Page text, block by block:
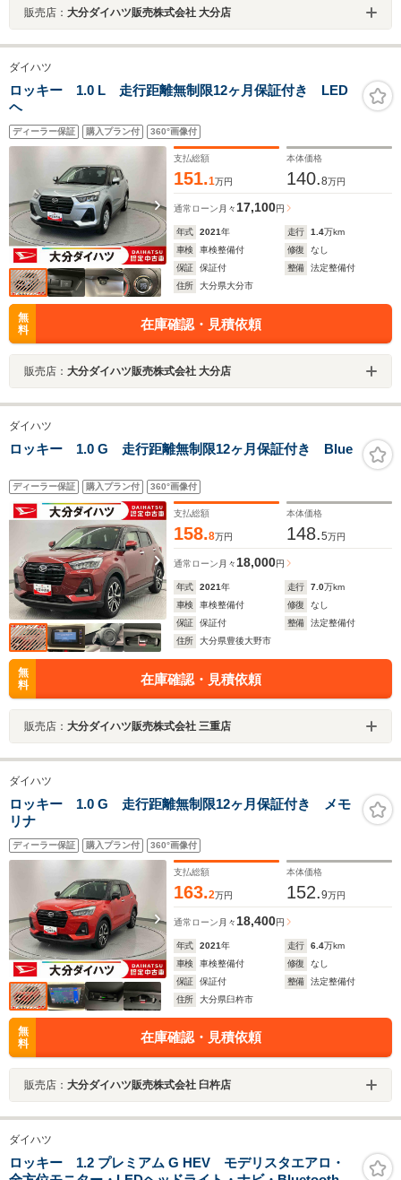
販売店： 大分ダイハツ販売株式会社 大分店
ダイハツ
ロッキー 1.0 L 走行距離無制限12ヶ月保証付き LED
ヘ
ディーラー保証 購入プラン付 360°画像付
支払総額
151.1万円
本体価格
140.8万円
通常ローン 月々17,100円
年式 2021年 走行 1.4万km
車検
車検整備付 修復
なし
保証
保証付 整備
法定整備付
住所
大分県大分市
無
料
在庫確認・見積依頼
販売店： 大分ダイハツ販売株式会社 大分店
ダイハツ
ロッキー 1.0 G 走行距離無制限12ヶ月保証付き Blue
ディーラー保証 購入プラン付 360°画像付
支払総額
158.8万円
本体価格
148.5万円
通常ローン 月々18,000円
年式 2021年 走行 7.0万km
車検
車検整備付 修復
なし
保証
保証付 整備
法定整備付
住所
大分県豊後大野市
無
料
在庫確認・見積依頼
販売店： 大分ダイハツ販売株式会社 三重店
ダイハツ
ロッキー 1.0 G 走行距離無制限12ヶ月保証付き メモ
リナ
ディーラー保証 購入プラン付 360°画像付
支払総額
163.2万円
本体価格
152.9万円
通常ローン 月々 18,400円
年式 2021年 走行 6.4万km
車検
車検整備付 修復
なし
保証
保証付 整備
法定整備付
住所
大分県臼杵市
無
料
在庫確認・見積依頼
販売店： 大分ダイハツ販売株式会社 臼杵店
ダイハツ
ロッキー 1.2 プレミアム G HEV モデリスタエアロ・